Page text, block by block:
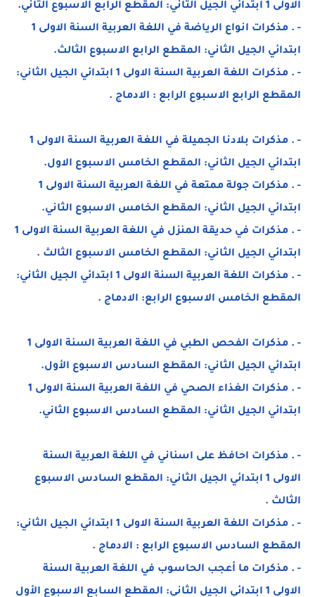
الاولى 1 ابتدائي الجيل الثاني: المقطع الرابع الاسبوع الثاني.
- . مذكرات انواع الرياضة في اللغة العربية السنة الاولى 1
ابتدائي الجيل الثاني: المقطع الرابع الاسبوع الثالث.
- . مذكرات اللغة العربية السنة الاولى 1 ابتدائي الجيل الثاني:
المقطع الرابع الاسبوع الرابع : الادماج .
- . مذكرات بلادنا الجميلة في اللغة العربية السنة الاولى 1
ابتدائي الجيل الثاني: المقطع الخامس الاسبوع الاول.
- . مذكرات جولة ممتعة في اللغة العربية السنة الاولى 1
ابتدائي الجيل الثاني: المقطع الخامس الاسبوع الثاني.
- . مذكرات في حديقة المنزل في اللغة العربية السنة الاولى 1
ابتدائي الجيل الثاني: المقطع الخامس الاسبوع الثالث .
- . مذكرات اللغة العربية السنة الاولى 1 ابتدائي الجيل الثاني:
المقطع الخامس الاسبوع الرابع: الادماج .
- . مذكرات الفحص الطبي في اللغة العربية السنة الاولى 1
ابتدائي الجيل الثاني: المقطع السادس الاسبوع الأول.
- . مذكرات الغذاء الصحي في اللغة العربية السنة الاولى 1
ابتدائي الجيل الثاني: المقطع السادس الاسبوع الثاني.
- . مذكرات احافظ على اسناني في اللغة العربية السنة
الاولى 1 ابتدائي الجيل الثاني: المقطع السادس الاسبوع
الثالث .
- . مذكرات اللغة العربية السنة الاولى 1 ابتدائي الجيل الثاني:
المقطع السادس الاسبوع الرابع : الادماج .
- . مذكرات ما أعجب الحاسوب في اللغة العربية السنة
الاولى 1 ابتدائي الجيل الثاني: المقطع السابع الاسبوع الأول